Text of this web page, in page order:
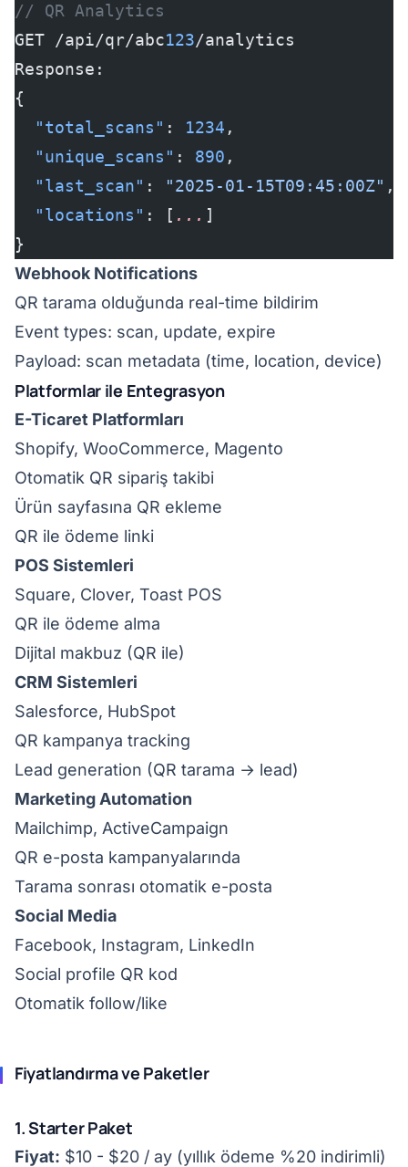
// QR Analytics
GET /api/qr/abc123/analytics
Response:
{
  "total_scans"
: 1234 ,
  "unique_scans"
: 890 ,
  "last_scan"
: "2025-01-15T09:45:00Z" ,
  "locations"
: [ ... ]
}
Webhook Notifications
QR tarama olduğunda real-time bildirim
Event types: scan, update, expire
Payload: scan metadata (time, location, device)
Platformlar ile Entegrasyon
E-Ticaret Platformları
Shopify, WooCommerce, Magento
Otomatik QR sipariş takibi
Ürün sayfasına QR ekleme
QR ile ödeme linki
POS Sistemleri
Square, Clover, Toast POS
QR ile ödeme alma
Dijital makbuz (QR ile)
CRM Sistemleri
Salesforce, HubSpot
QR kampanya tracking
Lead generation (QR tarama → lead)
Marketing Automation
Mailchimp, ActiveCampaign
QR e-posta kampanyalarında
Tarama sonrası otomatik e-posta
Social Media
Facebook, Instagram, LinkedIn
Social profile QR kod
Otomatik follow/like
Fiyatlandırma ve Paketler
1. Starter Paket
Fiyat: $10 - $20 / ay (yıllık ödeme %20 indirimli)